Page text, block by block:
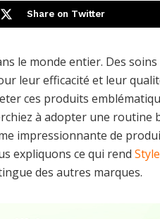
Share on Twitter
le monde entier. Des soins
leur efficacité et leur
ces produits
à adopter une routine
impressionnante de
expliquons ce qui rend
des autres marques.